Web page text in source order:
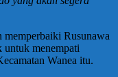
Rusunawa
untuk menempati
Wanea itu.